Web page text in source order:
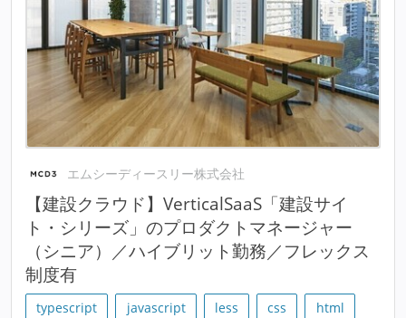
エムシーディースリー株式会社
【建設クラウド】VerticalSaaS「建設サイ
ト・シリーズ」のプロダクトマネージャー
（シニア）／ハイブリット勤務／フレックス
制度有
typescript javascript less css
html